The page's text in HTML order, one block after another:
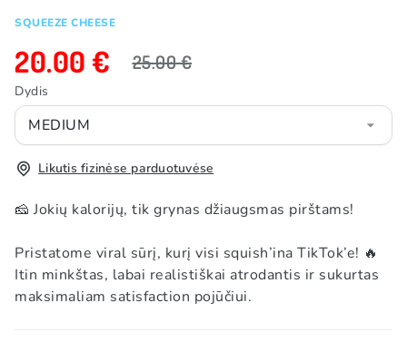
SQUEEZE CHEESE
20.00 € 25.00 €
Dydis
MEDIUM
Likutis fizinėse parduotuvėse
🧀 Jokių kalorijų, tik grynas džiaugsmas pirštams!
Pristatome viral sūrį, kurį visi squish’ina TikTok’e! 🔥
Itin minkštas, labai realistiškai atrodantis ir sukurtas
maksimaliam satisfaction pojūčiui.